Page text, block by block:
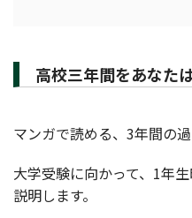
高校三年間をあなた
マンガで読める、3年間の
大学受験に向かって、1年
説明します。